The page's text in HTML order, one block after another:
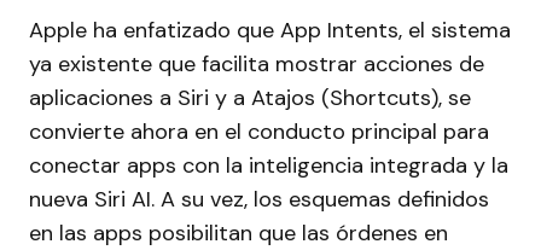
Apple ha enfatizado que App Intents, el sistema
ya existente que facilita mostrar acciones de
aplicaciones a Siri y a Atajos (Shortcuts), se
convierte ahora en el conducto principal para
conectar apps con la inteligencia integrada y la
nueva Siri AI. A su vez, los esquemas definidos
en las apps posibilitan que las órdenes en